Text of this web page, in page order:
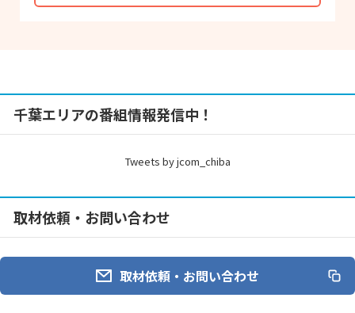
千葉エリアの番組情報発信中！
Tweets by jcom_chiba
取材依頼・お問い合わせ
取材依頼・お問い合わせ